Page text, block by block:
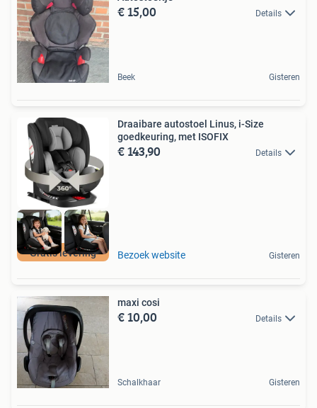
€ 15,00 Details
Beek Gisteren
Gratis levering
Draaibare autostoel Linus, i-Size
goedkeuring, met ISOFIX
€ 143,90 Details
Bezoek website Gisteren
maxi cosi
€ 10,00 Details
Schalkhaar Gisteren